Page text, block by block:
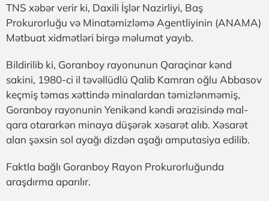
TNS xəbər verir ki, Daxili İşlər Nazirliyi, Baş
Prokurorluğu və Minatəmizləmə Agentliyinin (ANAMA)
Mətbuat xidmətləri birgə məlumat yayıb.
Bildirilib ki, Goranboy rayonunun Qaraçinar kənd
sakini, 1980-ci il təvəllüdlü Qalib Kamran oğlu Abbasov
keçmiş təmas xəttində minalardan təmizlənməmiş,
Goranboy rayonunin Yenikənd kəndi ərazisində mal-
qara otararkən minaya düşərək xəsarət alıb. Xəsarət
alan şəxsin sol ayağı dizdən aşağı amputasiya edilib.
Faktla bağlı Goranboy Rayon Prokurorluğunda
araşdırma aparılır.